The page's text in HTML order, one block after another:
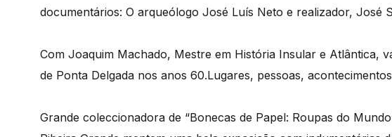
documentários: O arqueólogo José Luís Neto e realizador, José
Com Joaquim Machado, Mestre em História Insular e Atlântica,
de Ponta Delgada nos anos 60.Lugares, pessoas,
Grande coleccionadora de “Bonecas de Papel: Roupas do